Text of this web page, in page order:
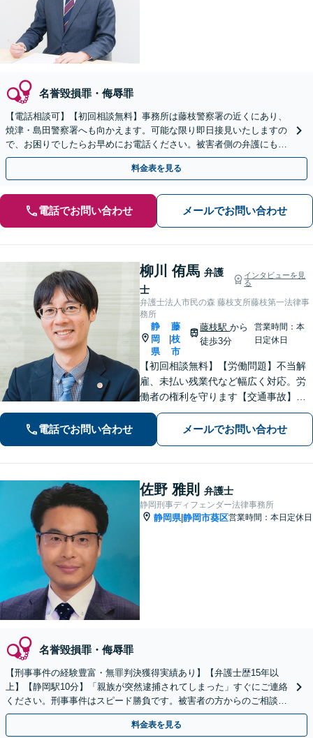
名誉毀損罪・侮辱罪
【電話相談可】【初回相談無料】事務所は藤枝警察署の近くにあり、
焼津・島田警察署へも向かえます。可能な限り即日接見いたしますの
で、お困りでしたらお早めにお電話ください。被害者側の弁護にも対
応しております【休日・夜間相談可】
料金表を見る
電話でお問い合わせ メールでお問い合わせ
柳川 侑馬 弁護
士
インタビューを見
る
弁護士法人市民の森 藤枝支所藤枝第一法律事
務所
静
岡
県
藤
枝
市
藤枝駅から
徒歩3分
営業時間：本
日定休日
【初回相談無料】【労働問題】不当解
雇、未払い残業代など幅広く対応。労
働者の権利を守ります【交通事故】保
険会社との交渉もお任せ。事故後の不
安な気持ちに寄り添う丁寧な対応【男
女問題】シングルマザーの法律相談は
電話でお問い合わせ メールでお問い合わせ
佐野 雅則 弁護士
静岡刑事ディフェンダー法律事務所
静岡県|静岡市葵区営業時間：本日定休日
名誉毀損罪・侮辱罪
【刑事事件の経験豊富・無罪判決獲得実績あり】【弁護士歴15年以
上】【静岡駅10分】「親族が突然逮捕されてしまった」すぐにご連絡
ください。刑事事件はスピード勝負です。被害者の方からのご相談も
承っています。【初回相談無料】【夜間・休日相談可能】
料金表を見る